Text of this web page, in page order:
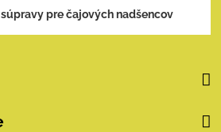
pre čajových nadšencov